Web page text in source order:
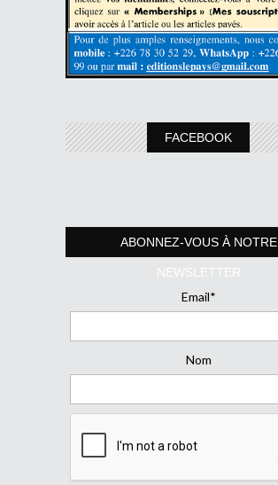
FACEBOOK
ABONNEZ-VOUS À NOTRE
NEWSLETTER
Email*
Nom